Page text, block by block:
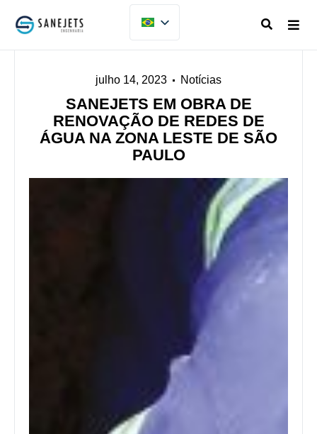
julho 14, 2023 Notícias
SANEJETS EM OBRA DE
RENOVAÇÃO DE REDES DE
ÁGUA NA ZONA LESTE DE SÃO
PAULO